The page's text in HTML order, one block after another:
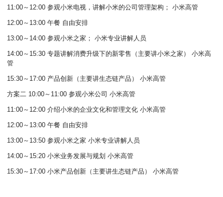
11:00～12:00 参观小米电视，讲解小米的公司管理架构； 小米高管
12:00～13:00 午餐 自由安排
13:00～14:00 参观小米之家； 小米专业讲解人员
14:00～15:30 专题讲解消费升级下的新零售（主要讲小米之家） 小米高
管
15:30～17:00 产品创新（主要讲生态链产品） 小米高管
方案二 10:00～11:00 参观小米公司 小米高管
11:00～12:00 介绍小米的企业文化和管理文化 小米高管
12:00～13:00 午餐 自由安排
13:00～13:50 参观小米之家 小米专业讲解人员
14:00～15:20 小米业务发展与规划 小米高管
15:30～17:00 小米产品创新（主要讲生态链产品） 小米高管